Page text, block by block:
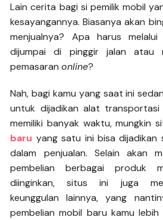
Lain cerita bagi si pemilik mobil
kesayangannya. Biasanya akan
menjualnya? Apa harus melalui
dijumpai di pinggir jalan atau
pemasaranonline?
Nah, bagi kamu yang saat ini
untuk dijadikan alat
memiliki banyak waktu, mungkin
baru yang satu ini bisa dijadikan
dalam penjualan. Selain akan
pembelian berbagai produk
diinginkan, situs ini juga
keunggulan lainnya, yang
pembelian mobil baru kamu lebih